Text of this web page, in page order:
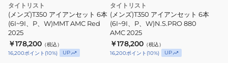
タイトリスト
(メンズ)T350 アイアンセット 6本
(6I~9I、P、W)MMT AMC Red
2025
￥178,200 （税込）
16,200ポイント (10%) UP
タイトリスト
(メンズ)T350 アイアンセット 6本
(6I~9I、P、W)N.S.PRO 880
AMC 2025
￥178,200 （税込）
16,200ポイント (10%) UP